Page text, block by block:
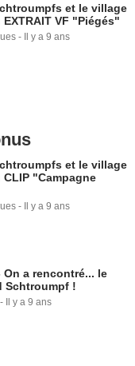
et le village
EXTRAIT VF "Piégés"
- Il y a 9 ans
et le village
CLIP "Campagne
- Il y a 9 ans
On a rencontré... le
Schtroumpf !
- Il y a 9 ans